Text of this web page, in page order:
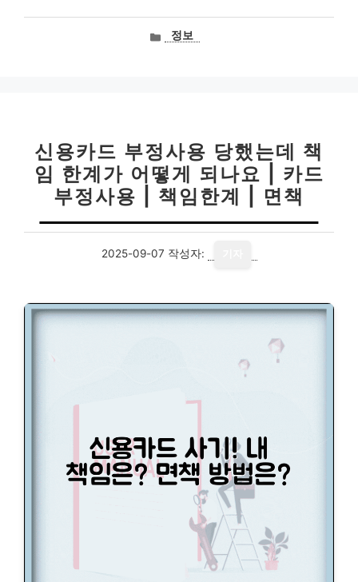
카정보
신용카드 부정사용 당했는데 책
임 한계가 어떻게 되나요 | 카드
부정사용 | 책임한계 | 면책
2025-09-07 작성자: